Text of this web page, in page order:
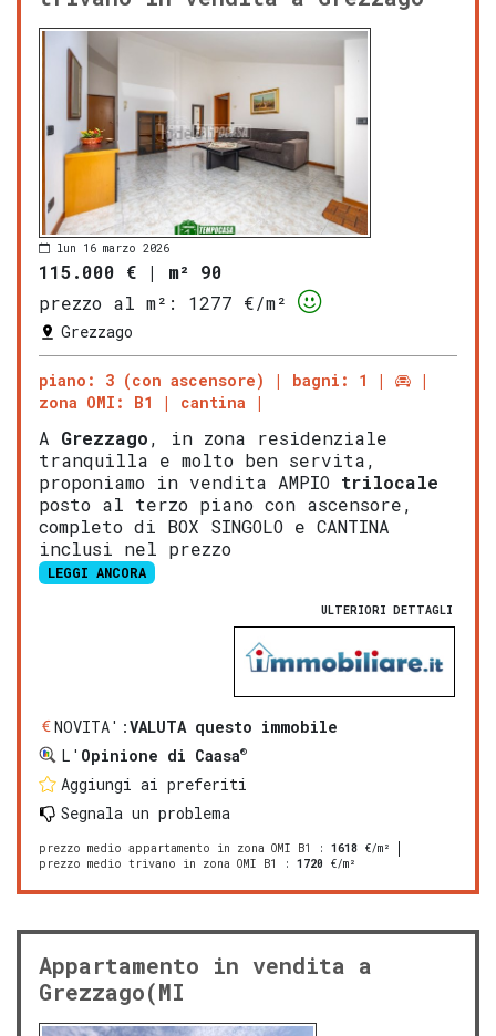
lun 16 marzo 2026
115.000 € | m² 90
prezzo al m²:
1277 €/m²
Grezzago
piano: 3 (con ascensore)
bagni: 1
zona OMI: B1
cantina
A Grezzago, in zona residenziale
tranquilla e molto ben servita,
proponiamo in vendita AMPIO trilocale
posto al terzo piano con ascensore,
completo di BOX SINGOLO e CANTINA
inclusi nel prezzo
LEGGI ANCORA
ULTERIORI DETTAGLI
NOVITA':VALUTA questo immobile
L' Opinione di Caasa®
Aggiungi ai preferiti
Segnala un problema
prezzo medio appartamento in zona OMI B1 : 1618 €/m²
prezzo medio trivano in zona OMI B1
: 1720 €/m²
Appartamento in vendita a
Grezzago(MI